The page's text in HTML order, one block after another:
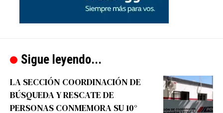
Sigue leyendo...
LA SECCIÓN COORDINACIÓN DE
BÚSQUEDA Y RESCATE DE
PERSONAS CONMEMORA SU 10°